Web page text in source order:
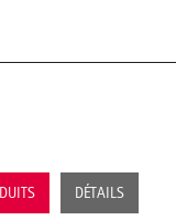
DÉTAILS